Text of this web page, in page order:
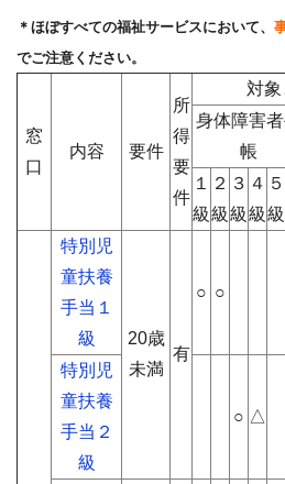
＊ほぼすべての福祉サービスにおいて、
でご注意ください。
窓
口
内容 要件
所
得
要
件
対
身体障害
帳
１
級
２
級
３
級
４
級
５
級
特別児
童扶養
手当１
級
20歳
未満
有
○ ○
特別児
童扶養
手当２
級
○ △